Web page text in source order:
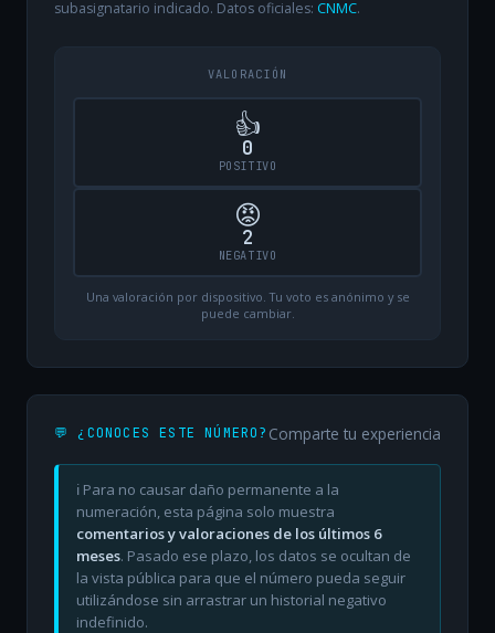
subasignatario indicado. Datos oficiales: CNMC.
VALORACIÓN
👍
0
POSITIVO
😡
2
NEGATIVO
Una valoración por dispositivo. Tu voto es anónimo y se
puede cambiar.
💬 ¿CONOCES ESTE NÚMERO? Comparte tu experiencia
ℹ️ Para no causar daño permanente a la
numeración, esta página solo muestra
comentarios y valoraciones de los últimos 6
meses. Pasado ese plazo, los datos se ocultan de
la vista pública para que el número pueda seguir
utilizándose sin arrastrar un historial negativo
indefinido.